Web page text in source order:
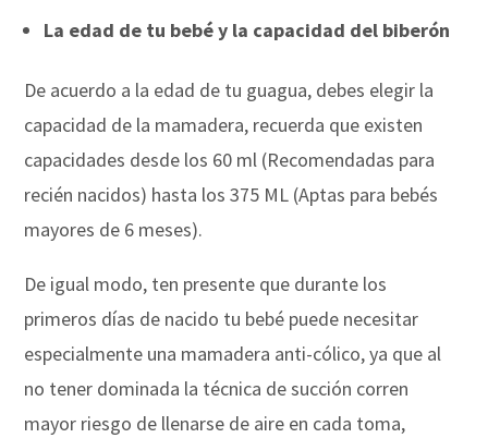
La edad de tu bebé y la capacidad del biberón
De acuerdo a la edad de tu guagua, debes elegir la
capacidad de la mamadera, recuerda que existen
capacidades desde los 60 ml (Recomendadas para
recién nacidos) hasta los 375 ML (Aptas para bebés
mayores de 6 meses).
De igual modo, ten presente que durante los
primeros días de nacido tu bebé puede necesitar
especialmente una mamadera anti-cólico, ya que al
no tener dominada la técnica de succión corren
mayor riesgo de llenarse de aire en cada toma,